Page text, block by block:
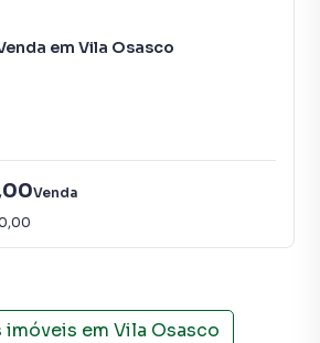
em Vila Osasco
Venda
imóveis em Vila Osasco